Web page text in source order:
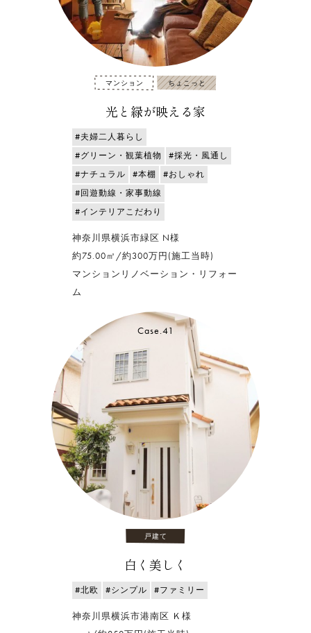
マンション ちょこっと
光と緑が映える家
#夫婦二人暮らし
#グリーン・観葉植物
#採光・風通し
#ナチュラル
#本棚
#おしゃれ
#回遊動線・家事動線
#インテリアこだわり
神奈川県横浜市緑区 N様
約75.00㎡/約300万円(施工当時)
マンションリノベーション・リフォー
ム
Case.41
戸建て
白く美しく
#北欧 #シンプル #ファミリー
神奈川県横浜市港南区 Ｋ様